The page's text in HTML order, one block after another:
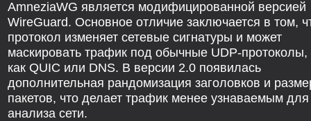
AmneziaWG является модифицированной версией
WireGuard. Основное отличие заключается в том,
протокол изменяет сетевые сигнатуры и может
маскировать трафик под обычные UDP-протоколы,
как QUIC или DNS. В версии 2.0 появилась
дополнительная рандомизация заголовков и
пакетов, что делает трафик менее узнаваемым
анализа сети.